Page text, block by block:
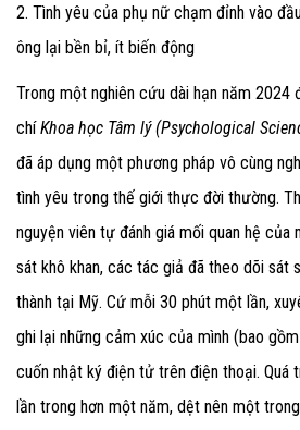
2. Tình yêu của phụ nữ chạm đỉnh vào
ông lại bền bỉ, ít biến động
Trong một nghiên cứu dài hạn năm
chíKhoa học Tâm lý (Psychological
đã áp dụng một phương pháp vô cùng
tình yêu trong thế giới thực đời thường.
nguyện viên tự đánh giá mối quan hệ của
sát khô khan, các tác giả đã theo dõi sát
thành tại Mỹ. Cứ mỗi 30 phút một lần,
ghi lại những cảm xúc của mình (bao
cuốn nhật ký điện tử trên điện thoại. Quá
lần trong hơn một năm, dệt nên một